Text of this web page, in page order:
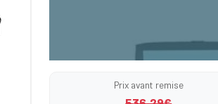
Prix avant remise